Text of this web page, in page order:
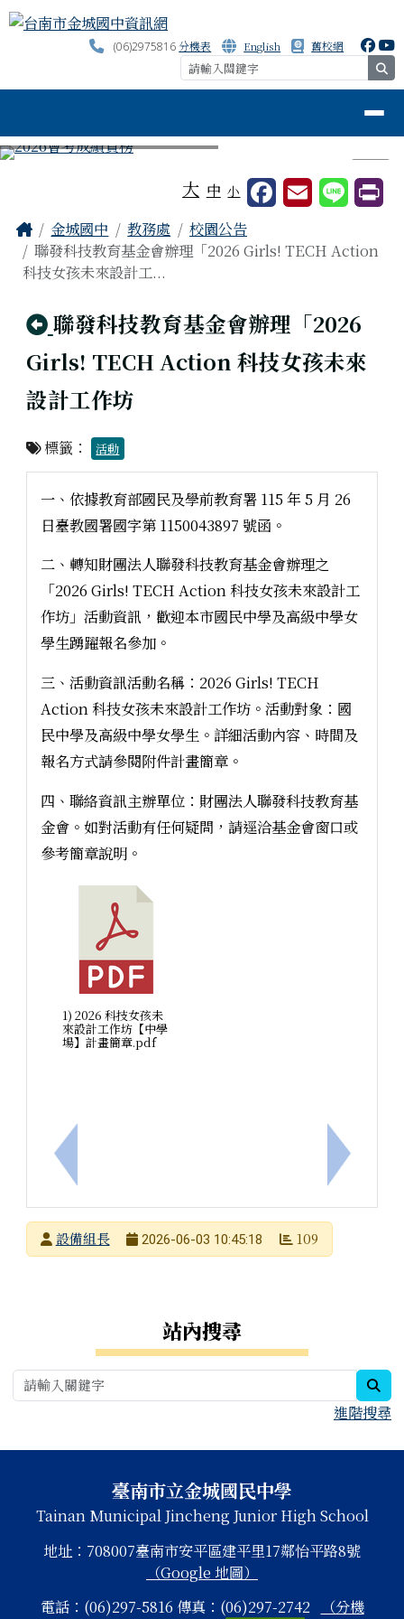
跳至主內容區
台南市金城國中資訊網
(06)2975816分機表 English 舊校網
⏸
大 中 小
主內容區域
Home
金城國中 教務處
校園公告
聯發科技教育基金會辦理「2026 Girls! TECH Action
科技女孩未來設計工...
回上頁
聯發科技教育基金會辦理「2026
Girls! TECH Action 科技女孩未來
設計工作坊
標籤： 活動
上一筆：「美感智能閱讀計畫-安妮新聞」115-1新進
一、依據教育部國民及學前教育署 115 年 5 月 26
日臺教國署國字第 1150043897 號函。
二、轉知財團法人聯發科技教育基金會辦理之
「2026 Girls! TECH Action 科技女孩未來設計工
作坊」活動資訊，歡迎本市國民中學及高級中學女
學生踴躍報名參加。
三、活動資訊活動名稱：2026 Girls! TECH
Action 科技女孩未來設計工作坊。活動對象：國
民中學及高級中學女學生。詳細活動內容、時間及
報名方式請參閱附件計畫簡章。
四、聯絡資訊主辦單位：財團法人聯發科技教育基
金會。如對活動有任何疑問，請逕洽基金會窗口或
參考簡章說明。
1) 2026 科技女孩未
來設計工作坊【中學
場】計畫簡章.pdf
下一筆：
發布者設備組長
2026-06-03 10:45:18 109
站內搜尋
進階搜尋
頁尾區域
頁尾區域內容臺南市立金城國民中學
Tainan Municipal Jincheng Junior High School
地址：708007臺南市安平區建平里17鄰怡平路8號
（Google 地圖）
電話：(06)297-5816 傳真：(06)297-2742
（分機